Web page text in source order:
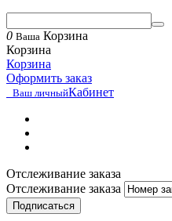
0 Ваша Корзина
Корзина
Корзина
Оформить заказ
Ваш личныйКабинет
Отслеживание заказа
Отслеживание заказа
Подписаться